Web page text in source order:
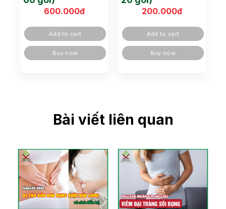
600.000đ
Add to cart
Buy now
200.000đ
Add to cart
Buy now
Bài viết liên quan